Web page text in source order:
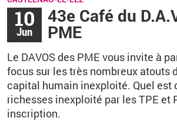
10
Jun
43e Café du
PME
Le DAVOS des PME vous invite à
focus sur les très nombreux atouts
capital humain inexploité. Quel est
richesses inexploité par les TPE et
inscription.